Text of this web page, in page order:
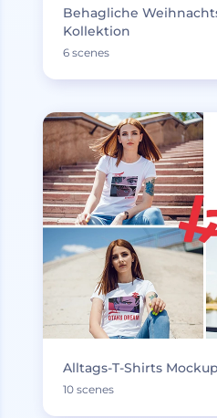
Behagliche
Kollektion
6 scenes
Alltags-T-Shirts
10 scenes